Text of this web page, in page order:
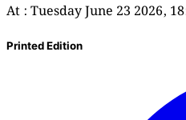
At : Tuesday June 23 2026,
Printed Edition